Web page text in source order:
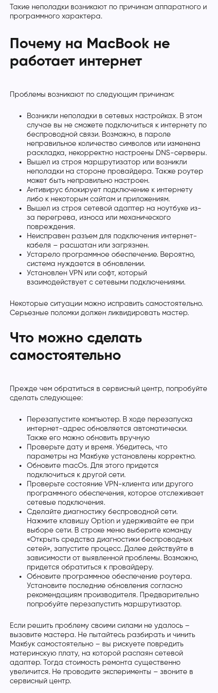
Такие неполадки возникают по причинам аппаратного и
программного характера.
Почему на MacBook не
работает интернет
Проблемы возникают по следующим причинам:
Возникли неполадки в сетевых настройках. В этом
случае вы не сможете подключиться к интернету по
беспроводной связи. Возможно, в пароле
неправильное количество символов или изменена
раскладка, некорректно настроены DNS-серверы.
Вышел из строя маршрутизатор или возникли
неполадки на стороне провайдера. Также роутер
может быть неправильно настроен.
Антивирус блокирует подключение к интернету
либо к некоторым сайтам и приложениям.
Вышел из строя сетевой адаптер на ноутбуке из-
за перегрева, износа или механического
повреждения.
Неисправен разъем для подключения интернет-
кабеля – расшатан или загрязнен.
Устарело программное обеспечение. Вероятно,
система нуждается в обновлении.
Установлен VPN или софт, который
взаимодействует с сетевыми подключениями.
Некоторые ситуации можно исправить самостоятельно.
Серьезные поломки должен ликвидировать мастер.
Что можно сделать
самостоятельно
Прежде чем обратиться в сервисный центр, попробуйте
сделать следующее:
Перезапустите компьютер. В ходе перезапуска
интернет-адрес обновляется автоматически.
Также его можно обновить вручную
Проверьте дату и время. Убедитесь, что
параметры на Макбуке установлены корректно.
Обновите macOs. Для этого придется
подключиться к другой сети.
Проверьте состояние VPN-клиента или другого
программного обеспечения, которое отслеживает
сетевые подключения.
Сделайте диагностику беспроводной сети.
Нажмите клавишу Option и удерживайте ее при
выборе сети. В строке меню выберите команду
«Открыть средства диагностики беспроводных
сетей», запустите процесс. Далее действуйте в
зависимости от выявленной проблемы. Возможно,
придется обратиться к провайдеру.
Обновите программное обеспечение роутера.
Установите последние обновления согласно
рекомендациям производителя. Предварительно
попробуйте перезапустить маршрутизатор.
Если решить проблему своими силами не удалось –
вызовите мастера. Не пытайтесь разбирать и чинить
Макбук самостоятельно – вы рискуете повредить
материнскую плату, на которой распаян сетевой
адаптер. Тогда стоимость ремонта существенно
увеличится. Не проводите эксперименты – звоните в
сервисный центр.